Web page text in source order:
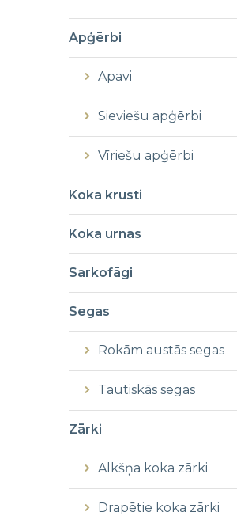
Apģērbi
Apavi
Sieviešu apģērbi
Vīriešu apģērbi
Koka krusti
Koka urnas
Sarkofāgi
Segas
Rokām austās segas
Tautiskās segas
Zārki
Alkšņa koka zārki
Drapētie koka zārki